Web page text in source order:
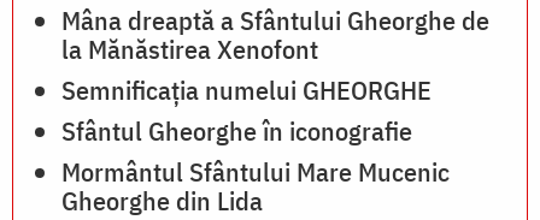
Mâna dreaptă a Sfântului Gheorghe de
la Mănăstirea Xenofont
Semnificația numelui GHEORGHE
Sfântul Gheorghe în iconografie
Mormântul Sfântului Mare Mucenic
Gheorghe din Lida